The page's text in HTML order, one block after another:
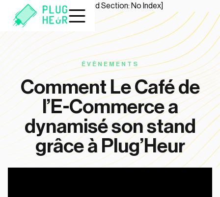
[Start Section: No Index] [End Section: No Index]
ÉVÈNEMENTS
Comment Le Café de
l’E-Commerce a
dynamisé son stand
grâce à Plug’Heur